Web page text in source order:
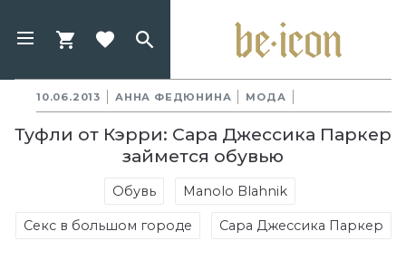
10.06.2013 АННА ФЕДЮНИНА МОДА
Туфли от Кэрри: Сара Джессика Паркер
займется обувью
Обувь Manolo Blahnik
Секс в большом городе Сара Джессика Паркер